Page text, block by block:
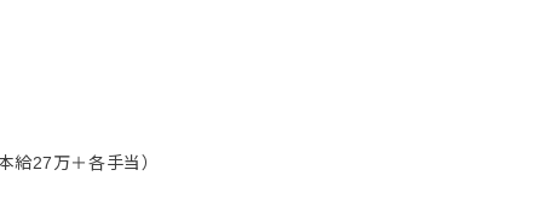
給27万＋各手当）